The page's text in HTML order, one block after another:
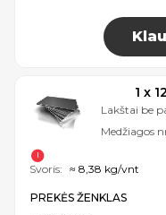
1 x
Lakštai be
Medžiagos
PREKĖS ŽENKLAS
Svoris: ≈ 8,38 kg/vnt